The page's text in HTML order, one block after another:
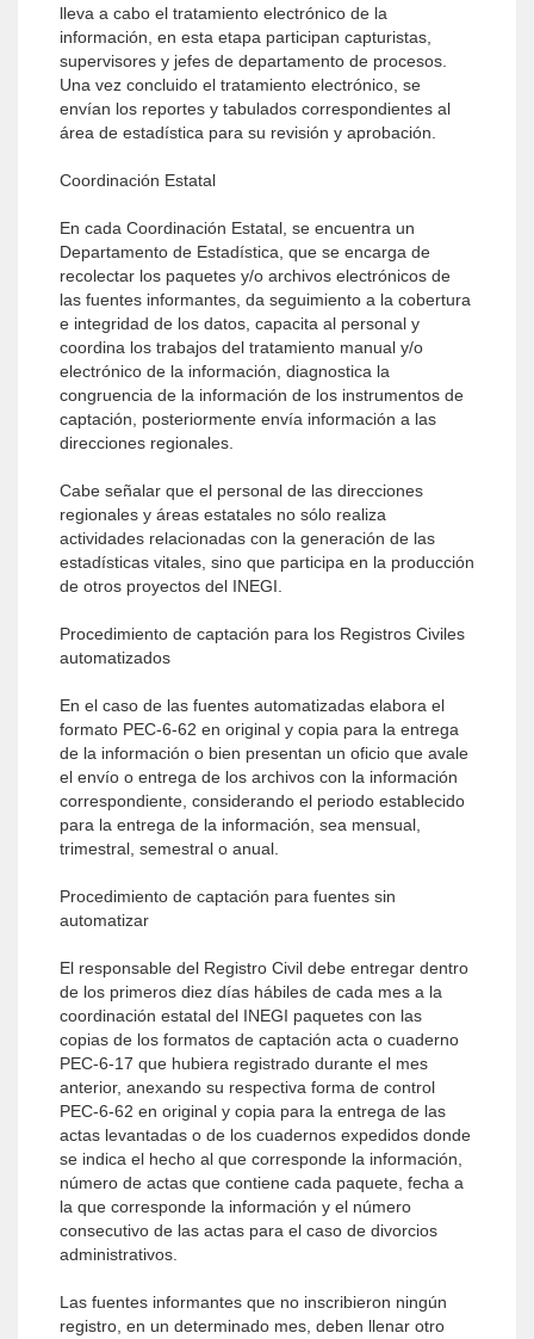
lleva a cabo el tratamiento electrónico de la
información, en esta etapa participan capturistas,
supervisores y jefes de departamento de procesos.
Una vez concluido el tratamiento electrónico, se
envían los reportes y tabulados correspondientes al
área de estadística para su revisión y aprobación.
Coordinación Estatal
En cada Coordinación Estatal, se encuentra un
Departamento de Estadística, que se encarga de
recolectar los paquetes y/o archivos electrónicos de
las fuentes informantes, da seguimiento a la cobertura
e integridad de los datos, capacita al personal y
coordina los trabajos del tratamiento manual y/o
electrónico de la información, diagnostica la
congruencia de la información de los instrumentos de
captación, posteriormente envía información a las
direcciones regionales.
Cabe señalar que el personal de las direcciones
regionales y áreas estatales no sólo realiza
actividades relacionadas con la generación de las
estadísticas vitales, sino que participa en la producción
de otros proyectos del INEGI.
Procedimiento de captación para los Registros Civiles
automatizados
En el caso de las fuentes automatizadas elabora el
formato PEC-6-62 en original y copia para la entrega
de la información o bien presentan un oficio que avale
el envío o entrega de los archivos con la información
correspondiente, considerando el periodo establecido
para la entrega de la información, sea mensual,
trimestral, semestral o anual.
Procedimiento de captación para fuentes sin
automatizar
El responsable del Registro Civil debe entregar dentro
de los primeros diez días hábiles de cada mes a la
coordinación estatal del INEGI paquetes con las
copias de los formatos de captación acta o cuaderno
PEC-6-17 que hubiera registrado durante el mes
anterior, anexando su respectiva forma de control
PEC-6-62 en original y copia para la entrega de las
actas levantadas o de los cuadernos expedidos donde
se indica el hecho al que corresponde la información,
número de actas que contiene cada paquete, fecha a
la que corresponde la información y el número
consecutivo de las actas para el caso de divorcios
administrativos.
Las fuentes informantes que no inscribieron ningún
registro, en un determinado mes, deben llenar otro